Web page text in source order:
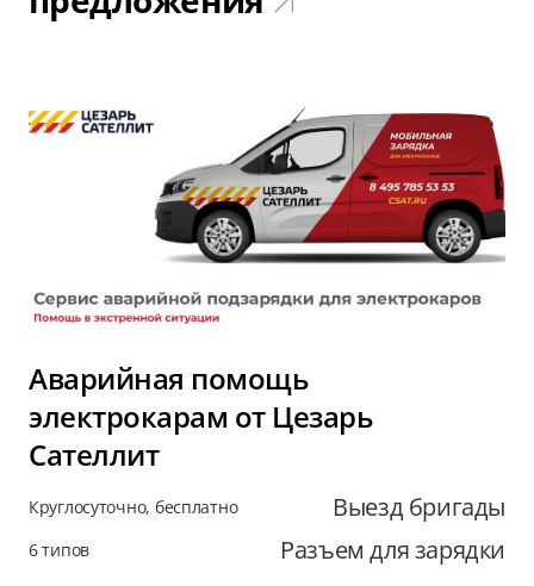
Аварийная помощь
электрокарам от Цезарь
Сателлит
Круглосуточно, бесплатно Выезд бригады
6 типов Разъем для зарядки